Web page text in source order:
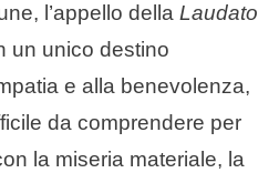
l’appello della Laudato
un unico destino
e alla benevolenza,
da comprendere per
la miseria materiale, la